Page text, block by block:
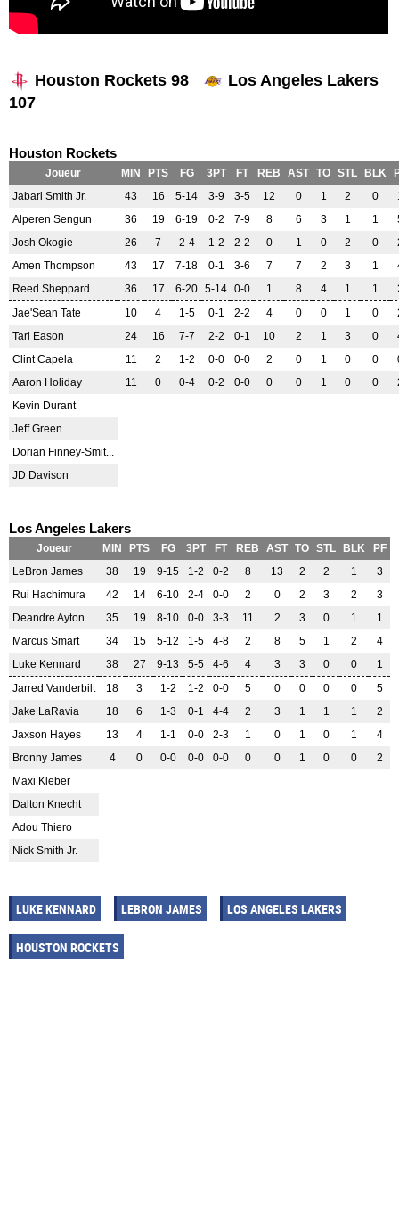
Houston Rockets 98
Los Angeles Lakers
107
Houston Rockets
Joueur MIN PTS FG 3PT FT REB AST TO STL BLK
Jabari Smith Jr.
43 16 5-14 3-9 3-5 12 0 1 2 0
Alperen Sengun
36 19 6-19 0-2 7-9 8 6 3 1 1
Josh Okogie
26 7 2-4 1-2 2-2 0 1 0 2 0
Amen Thompson
43 17 7-18 0-1 3-6 7 7 2 3 1
Reed Sheppard
36 17 6-20 5-14 0-0 1 8 4 1 1
Jae'Sean Tate
10 4 1-5 0-1 2-2 4 0 0 1 0
Tari Eason
24 16 7-7 2-2 0-1 10 2 1 3 0
Clint Capela
11 2 1-2 0-0 0-0 2 0 1 0 0
Aaron Holiday
11 0 0-4 0-2 0-0 0 0 1 0 0
Kevin Durant
Jeff Green
Dorian Finney-Smit...
JD Davison
Los Angeles Lakers
Joueur MIN PTS FG 3PT FT REB AST TO STL BLK
PF
LeBron James
38 19 9-15 1-2 0-2 8 13 2 2 1
3
Rui Hachimura
42 14 6-10 2-4 0-0 2 0 2 3 2
3
Deandre Ayton
35 19 8-10 0-0 3-3 11 2 3 0 1
1
Marcus Smart
34 15 5-12 1-5 4-8 2 8 5 1 2
4
Luke Kennard
38 27 9-13 5-5 4-6 4 3 3 0 0
1
Jarred Vanderbilt
18 3 1-2 1-2 0-0 5 0 0 0 0
5
Jake LaRavia
18 6 1-3 0-1 4-4 2 3 1 1 1
2
Jaxson Hayes
13 4 1-1 0-0 2-3 1 0 1 0 1
4
Bronny James
4 0 0-0 0-0 0-0 0 0 1 0 0
2
Maxi Kleber
Dalton Knecht
Adou Thiero
Nick Smith Jr.
LUKE KENNARD LEBRON JAMES LOS ANGELES LAKERS
HOUSTON ROCKETS